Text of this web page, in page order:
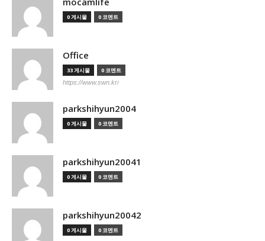
0 게시물 0 코멘트
Office
33 게시물 0 코멘트
https://www.swn.kr/
parkshihyun2004
0 게시물 0 코멘트
parkshihyun20041
0 게시물 0 코멘트
parkshihyun20042
0 게시물 0 코멘트